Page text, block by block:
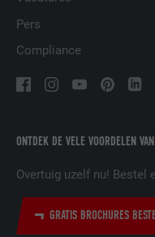
ONTDEK DE VELE VOORDELEN
Overtuig uzelf nu! Bestel
GRATIS BROCHURES
Pers
Compliance